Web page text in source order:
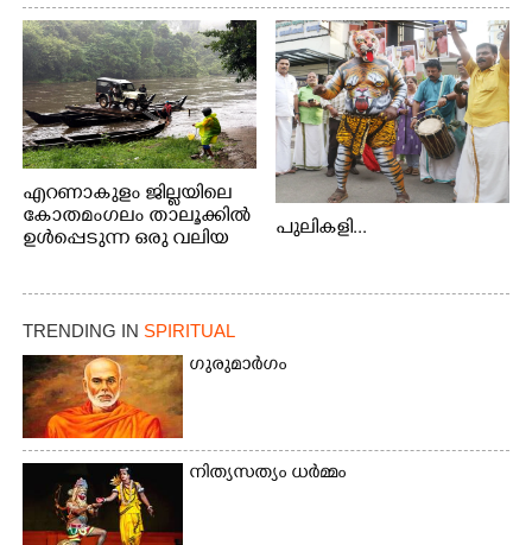
എറണാകുളം ജില്ലയിലെ
കോതമംഗലം താലൂക്കിൽ
ഉൾപ്പെടുന്ന ഒരു വലിയ
വെള്ളാരംകുത്ത്,
കത്തിപ്പാറ, ഉറിയംപെട്ടി,
തേക്കല്ല്, വെട്ടിക്കല്ല്,
മഞ്ചപ്പാറ എന്നീ ആറു
സ്ഥലങ്ങളിലേക്കുള്ള
പ്രധാന സഞ്ചാര
മാർഗമാണ് ഈ കാണുന്ന
കടത്ത് വള്ളം
പുലികളി...
TRENDING IN SPIRITUAL
ഗുരുമാർഗം
നിത്യസത്യം ധർമ്മം